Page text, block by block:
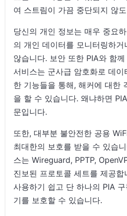
여 스트림이 가끔 중단되지 않
당신의 개인 정보는 매우 중요
의 개인 데이터를 모니터링하
않습니다. 보안 또한 PIA와 함
서비스는 군사급 암호화로 데이
한 기능들을 통해, 해커에 대한
을 할 수 있습니다. 왜냐하면
문입니다.
또한, 대부분 불안전한 공용
최대한의 보호를 받을 수 있습
스는 Wireguard, PPTP,
진보된 프로토콜 세트를 제공
사용하기 쉽고 단 하나의 PIA
기를 보호할 수 있습니다.